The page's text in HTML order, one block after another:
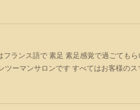
ランス語で 素足 素足感覚で過ごても
ツーマンサロンです すべてはお客様の